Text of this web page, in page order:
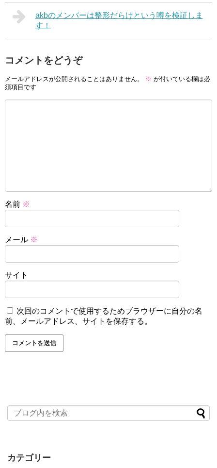
akbのメンバーは整形だらけという噂を検証しま
す！
コメントをどうぞ
メールアドレスが公開されることはありません。 ※ が付いている欄は必
須項目です
名前 ※
メール ※
サイト
次回のコメントで使用するためブラウザーに自分の名
前、メールアドレス、サイトを保存する。
カテゴリー